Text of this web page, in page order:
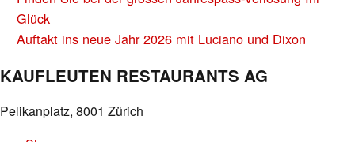
NAVIGATION
Glück
Auftakt ins neue Jahr 2026 mit Luciano und Dixon
KAUFLEUTEN RESTAURANTS AG
Pelikanplatz, 8001 Zürich